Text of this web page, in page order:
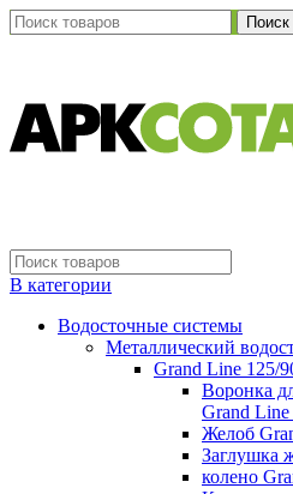
Поиск
В категории
Водосточные системы
Металлический
Grand Line 125/
Воронка
Grand Line
Желоб
Заглушка
колено